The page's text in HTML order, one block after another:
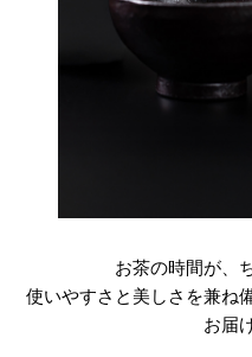
お茶の時間が、
使いやすさと美しさを兼ね
お届